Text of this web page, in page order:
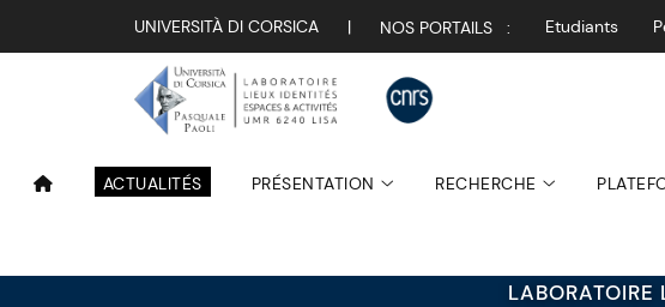
UNIVERSITÀ DI CORSICA | NOS PORTAILS : Etudiants
ACTUALITÉS PRÉSENTATION RECHERCHE
LABORATOIRE